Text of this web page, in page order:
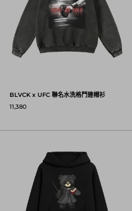
BLVCK x UFC 聯名水洗格鬥連帽衫
11,380